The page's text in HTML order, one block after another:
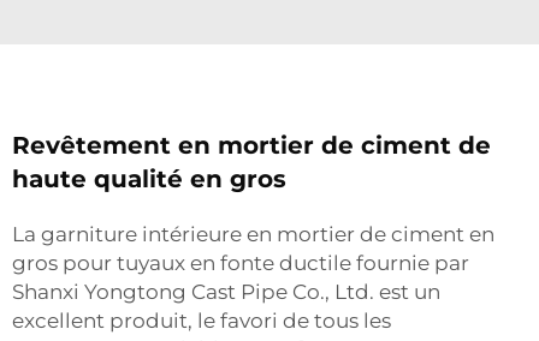
Revêtement en mortier de ciment de
haute qualité en gros
La garniture intérieure en mortier de ciment en
gros pour tuyaux en fonte ductile fournie par
Shanxi Yongtong Cast Pipe Co., Ltd. est un
excellent produit, le favori de tous les